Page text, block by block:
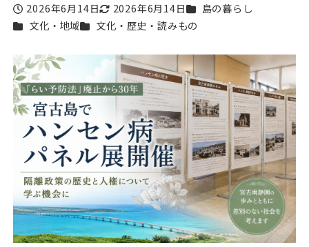
投稿日
2026年6月14日
更新日
2026年6月14日カテゴリー
島の暮らし
カテゴリー
文化・地域カテゴリー
文化・歴史・読みもの